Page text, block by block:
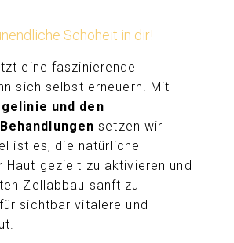
Schöheit in dir!
eine faszinierende
sich selbst erneuern. Mit
und den
setzen wir
ist es, die natürliche
Haut gezielt zu aktivieren und
Zellabbau sanft zu
sichtbar vitalere und